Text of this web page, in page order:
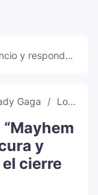
y responde
Gaga Locaza FM
y
cierre